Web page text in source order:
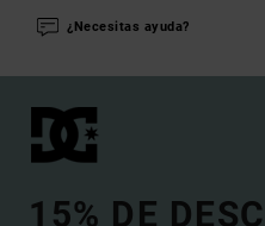
¿Necesitas ayuda?
15% DE